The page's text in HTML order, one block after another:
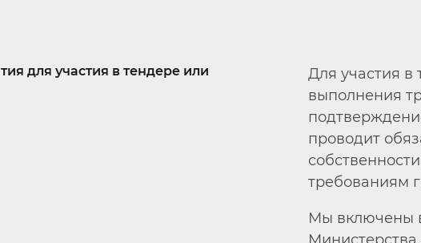
Для участия в
выполнения
проводит
требованиям
Мы включены